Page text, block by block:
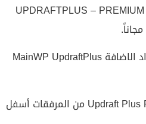
تحميل اضافة الباكب الشهيرة UPDRAFTPLUS – PREMIUM
ستجد في المرفقات ايضاً امتداد الاضافة MainWP UpdraftPlus
يمكنك تحميل اضافة Updraft Plus Premium من المرفقات أسفل